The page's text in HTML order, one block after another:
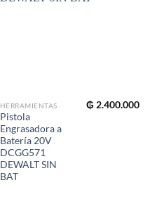
HERRAMIENTAS
Pistola
Engrasadora a
Batería 20V
DCGG571
DEWALT SIN
BAT
₲ 2.400.000